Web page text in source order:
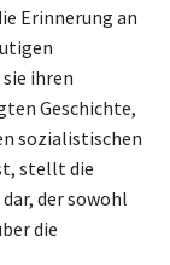
Erinnerung an
ihren
Geschichte,
sozialistischen
stellt die
der sowohl
die